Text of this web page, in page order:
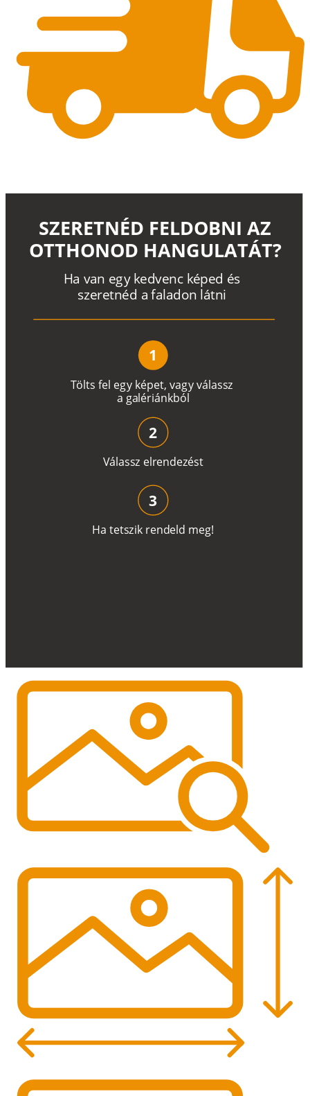
Tölts fel egy képet, vagyválassz
a galériánkból
Ha van egy kedvenc képed és
szeretnéd a faladon látni
SZERETNÉD FELDOBNI AZ
OTTHONOD HANGULATÁT?
1
Válassz elrendezést
2
Ha tetszik rendeld meg!
3